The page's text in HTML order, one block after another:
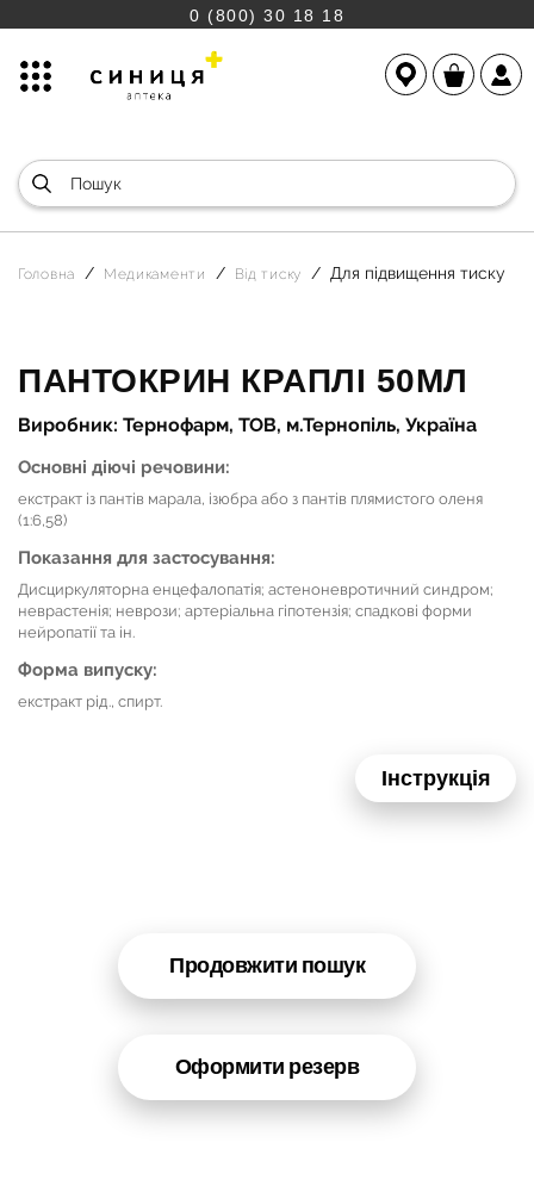
0 (800) 30 18 18
Головна Медикаменти Від тиску Для підвищення тиску
ПАНТОКРИН КРАПЛІ 50МЛ
Виробник: Тернофарм, ТОВ, м.Тернопіль, Україна
Основні діючі речовини:
екстракт із пантів марала, ізюбра або з пантів плямистого оленя
(1:6,58)
Показання для застосування:
Дисциркуляторна енцефалопатія; астеноневротичний синдром;
неврастенія; неврози; артеріальна гіпотензія; спадкові форми
нейропатії та ін.
Форма випуску:
екстракт рід., спирт.
Інструкція
Продовжити пошук
Оформити резерв